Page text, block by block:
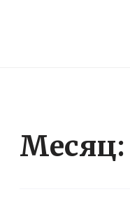
Месяц: